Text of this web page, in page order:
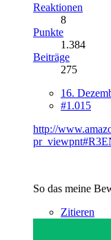
Reaktionen
8
Punkte
1.384
Beiträge
275
16.
#1.015
http://
So das meine
Zitieren